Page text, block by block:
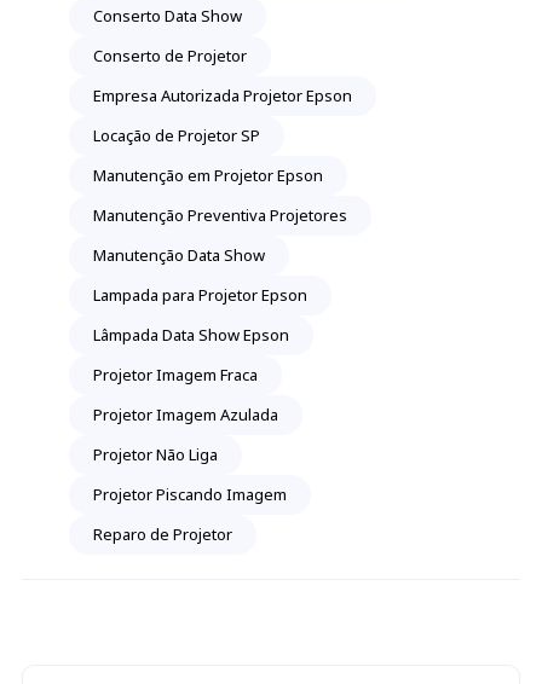
Conserto Data Show
Conserto de Projetor
Empresa Autorizada Projetor Epson
Locação de Projetor SP
Manutenção em Projetor Epson
Manutenção Preventiva Projetores
Manutenção Data Show
Lampada para Projetor Epson
Lâmpada Data Show Epson
Projetor Imagem Fraca
Projetor Imagem Azulada
Projetor Não Liga
Projetor Piscando Imagem
Reparo de Projetor